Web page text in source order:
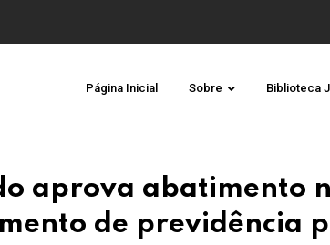
Página Inicial Sobre Biblioteca
aprova abatimento
de previdência